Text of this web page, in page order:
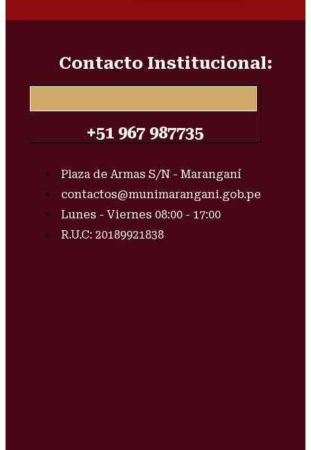
Contacto Institucional:
+51 967 987735
Plaza de Armas S/N - Maranganí
contactos@munimarangani.gob.pe
Lunes - Viernes 08:00 - 17:00
R.U.C: 20189921838